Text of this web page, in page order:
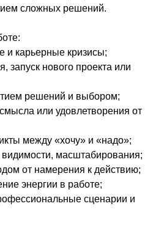
сложных решений.
и карьерные кризисы;
запуск нового проекта или
решений и выбором;
или удовлетворения от
между «хочу» и «надо»;
видимости, масштабирования;
от намерения к действию;
энергии в работе;
сценарии и